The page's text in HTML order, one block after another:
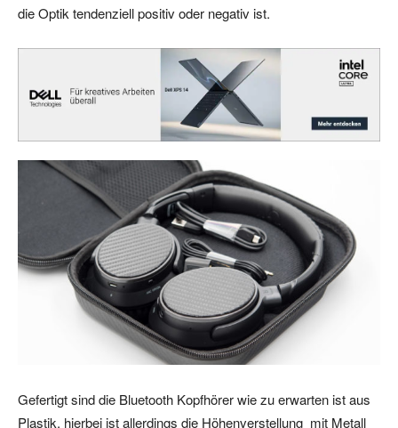
die Optik tendenziell positiv oder negativ ist.
Gefertigt sind die Bluetooth Kopfhörer wie zu erwarten ist aus
Plastik, hierbei ist allerdings die Höhenverstellung mit Metall